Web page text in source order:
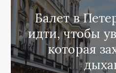
Балет в
идти, чтобы
которая